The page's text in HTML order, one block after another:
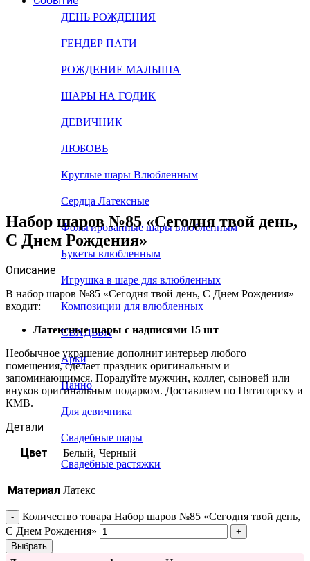
ДЕНЬ РОЖДЕНИЯ
ГЕНДЕР ПАТИ
РОЖДЕНИЕ МАЛЫША
ШАРЫ НА ГОДИК
ДЕВИЧНИК
ЛЮБОВЬ
Круглые шары Влюбленным
Сердца Латексные
Фольгированные шары влюбленным
Букеты влюбленным
Игрушка в шаре для влюбленных
Композиции для влюбленных
СВАДЬБА
Арки
Панно
Для девичника
Свадебные шары
Свадебные растяжки
Набор шаров №85 «Сегодня твой день,
С Днем Рождения»
Описание
В набор шаров №85 «Сегодня твой день, С Днем Рождения»
входит:
Латексные шары с надписями 15 шт
Необычное украшение дополнит интерьер любого
помещения, сделает праздник оригинальным и
запоминающимся. Порадуйте мужчин, коллег, сыновей или
внуков оригинальным подарком. Доставляем по Пятигорску и
КМВ.
Детали
Цвет
Белый, Черный
Материал Латекс
Количество товара Набор шаров №85 «Сегодня твой день,
С Днем Рождения»
Выбрать